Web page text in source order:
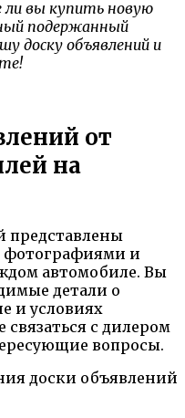
ли вы купить новую
подержанный
доску объявлений и
от
на
представлены
фотографиями и
автомобиле. Вы
детали о
и условиях
с дилером
вопросы.
доски объявлений